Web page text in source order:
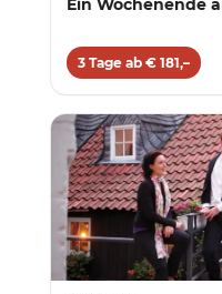
Ein Wochenende
3 Tage ab € 181,–